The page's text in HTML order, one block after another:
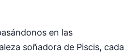
en las
soñadora de Piscis, cada